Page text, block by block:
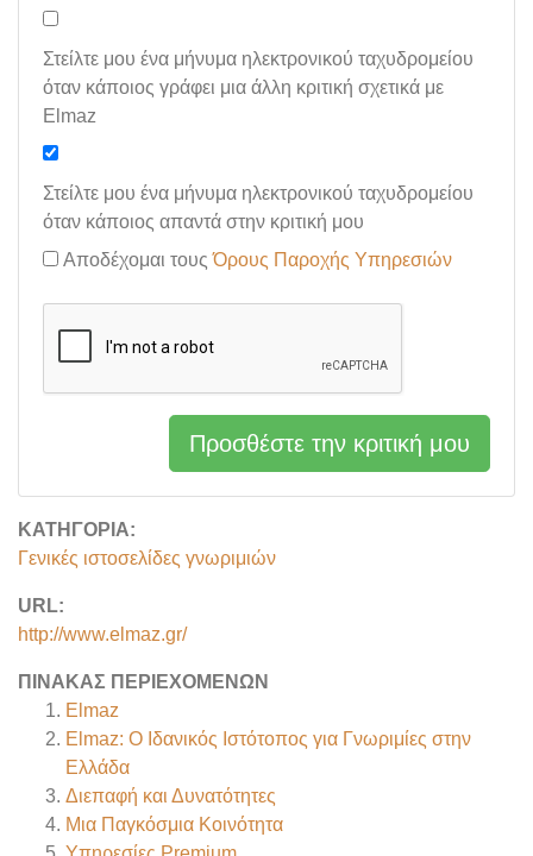
ΚΑΤΗΓΟΡΊΑ:
Γενικές ιστοσελίδες γνωριμιών
URL:
http://www.elmaz.gr/
ΠΊΝΑΚΑΣ ΠΕΡΙΕΧΟΜΈΝΩΝ
Elmaz
Elmaz: Ο Ιδανικός Ιστότοπος για Γνωριμίες στην
Ελλάδα
Διεπαφή και Δυνατότητες
Μια Παγκόσμια Κοινότητα
Στείλτε μου ένα μήνυμα ηλεκτρονικού ταχυδρομείου
όταν κάποιος γράφει μια άλλη κριτική σχετικά με
Elmaz
Στείλτε μου ένα μήνυμα ηλεκτρονικού ταχυδρομείου
όταν κάποιος απαντά στην κριτική μου
Αποδέχομαι τουςΌρους Παροχής Υπηρεσιών
Προσθέστε την κριτική μου